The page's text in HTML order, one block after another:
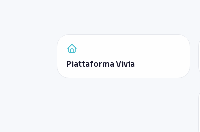
Piattaforma Vivia